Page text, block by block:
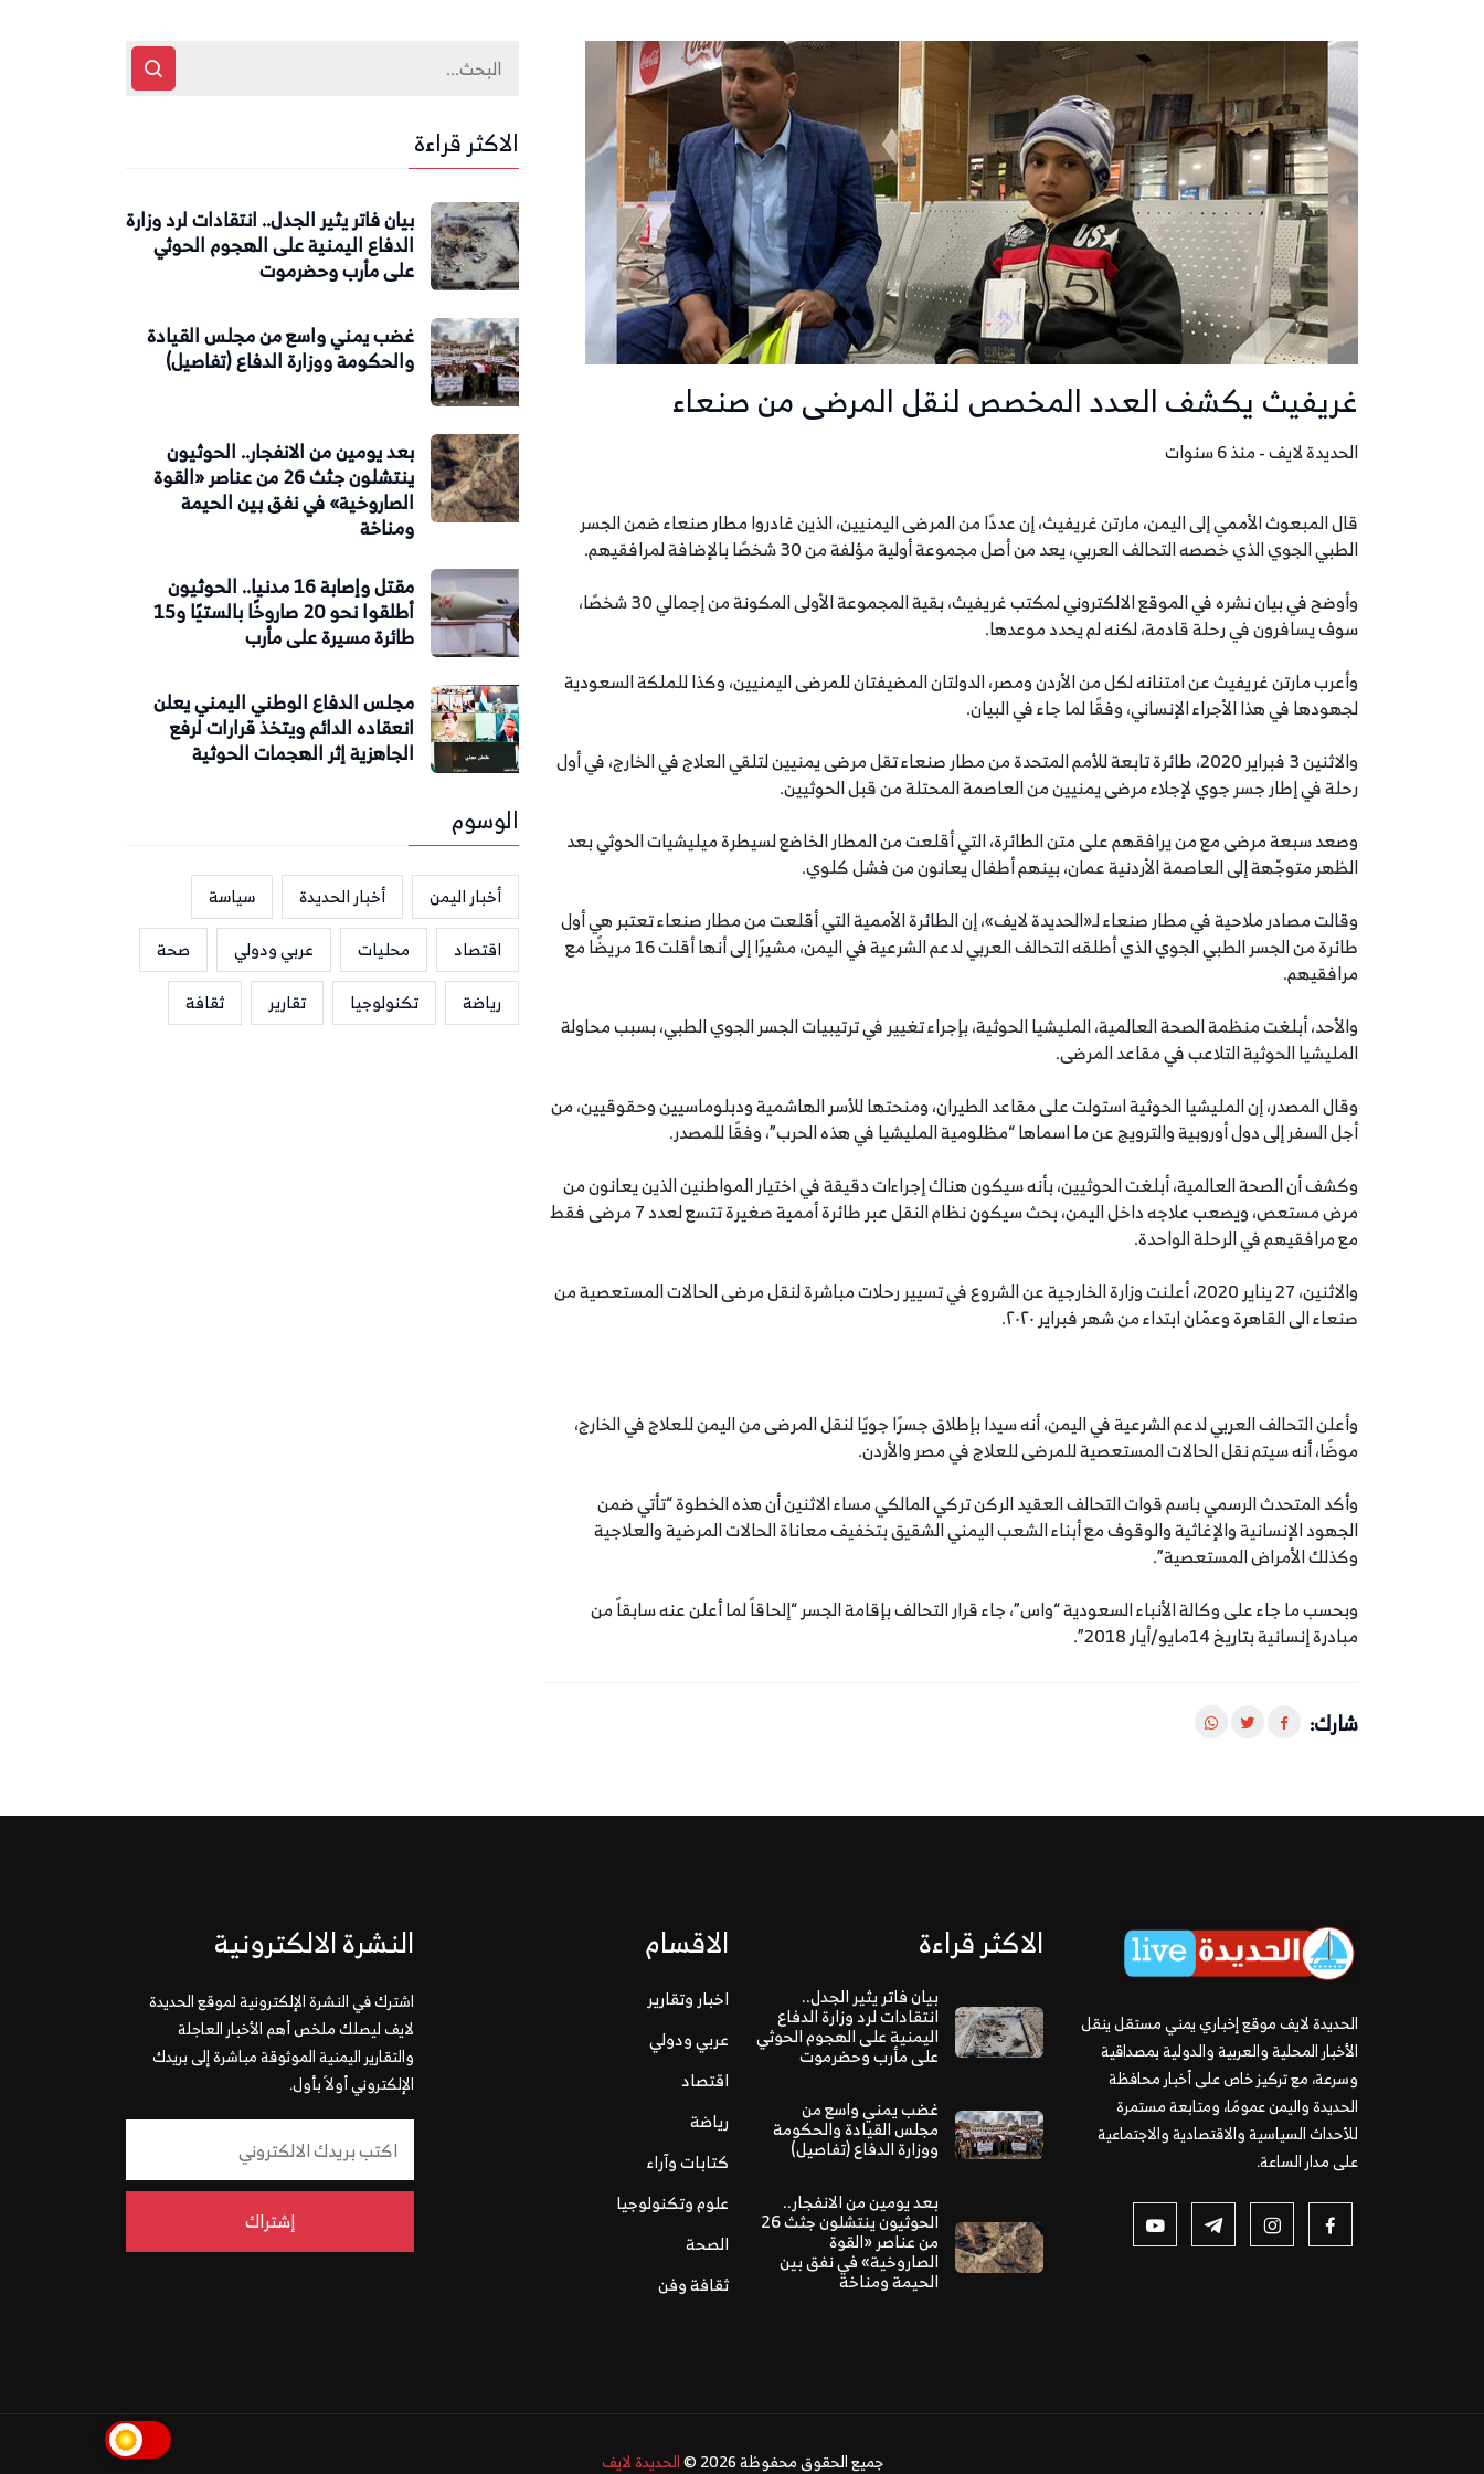
غريفيث يكشف العدد المخصص لنقل المرضى من صنعاء
الحديدة لايف - منذ 6 سنوات
قال المبعوث الأممي إلى اليمن، مارتن غريفيث، إن عددًا من المرضى اليمنيين، الذين غادروا مطار صنعاء ضمن الجسر
الطبي الجوي الذي خصصه التحالف العربي، يعد من أصل مجموعة أولية مؤلفة من 30 شخصًا بالإضافة لمرافقيهم.
وأوضح في بيان نشره في الموقع الالكتروني لمكتب غريفيث، بقية المجموعة الأولى المكونة من إجمالي 30 شخصًا،
سوف يسافرون في رحلة قادمة، لكنه لم يحدد موعدها.
وأعرب مارتن غريفيث عن امتنانه لكل من الأردن ومصر، الدولتان المضيفتان للمرضى اليمنيين، وكذا للملكة السعودية
لجهودها في هذا الأجراء الإنساني، وفقًا لما جاء في البيان.
والاثنين 3 فبراير 2020، طائرة تابعة للأمم المتحدة من مطار صنعاء تقل مرضى يمنيين لتلقي العلاج في الخارج، في أول
رحلة في إطار جسر جوي لإجلاء مرضى يمنيين من العاصمة المحتلة من قبل الحوثيين.
وصعد سبعة مرضى مع من يرافقهم على متن الطائرة، التي أقلعت من المطار الخاضع لسيطرة ميليشيات الحوثي بعد
الظهر متوجّهة إلى العاصمة الأردنية عمان، بينهم أطفال يعانون من فشل كلوي.
وقالت مصادر ملاحية في مطار صنعاء لـ«الحديدة لايف»، إن الطائرة الأممية التي أقلعت من مطار صنعاء تعتبر هي أول
طائرة من الجسر الطبي الجوي الذي أطلقه التحالف العربي لدعم الشرعية في اليمن، مشيرًا إلى أنها أقلت 16 مريضًا مع
مرافقيهم.
والأحد، أبلغت منظمة الصحة العالمية، المليشيا الحوثية، بإجراء تغيير في ترتيبيات الجسر الجوي الطبي، بسبب محاولة
المليشيا الحوثية التلاعب في مقاعد المرضى.
وقال المصدر، إن المليشيا الحوثية استولت على مقاعد الطيران، ومنحتها للأسر الهاشمية ودبلوماسيين وحقوقيين، من
أجل السفر إلى دول أوروبية والترويج عن ما اسماها “مظلومية المليشيا في هذه الحرب”، وفقًا للمصدر.
وكشف أن الصحة العالمية، أبلغت الحوثيين، بأنه سيكون هناك إجراءات دقيقة في اختيار المواطنين الذين يعانون من
مرض مستعص، ويصعب علاجه داخل اليمن، بحث سيكون نظام النقل عبر طائرة أممية صغيرة تتسع لعدد 7 مرضى فقط
مع مرافقيهم في الرحلة الواحدة.
والاثنين، 27 يناير 2020، أعلنت وزارة الخارجية عن الشروع في تسيير رحلات مباشرة لنقل مرضى الحالات المستعصية من
صنعاء الى القاهرة وعمّان ابتداء من شهر فبراير ٢٠٢٠.
وأعلن التحالف العربي لدعم الشرعية في اليمن، أنه سيدا بإطلاق جسرًا جويًا لنقل المرضى من اليمن للعلاج في الخارج،
موضًا، أنه سيتم نقل الحالات المستعصية للمرضى للعلاج في مصر والأردن.
وأكد المتحدث الرسمي باسم قوات التحالف العقيد الركن تركي المالكي مساء الاثنين أن هذه الخطوة “تأتي ضمن
الجهود الإنسانية والإغاثية والوقوف مع أبناء الشعب اليمني الشقيق بتخفيف معاناة الحالات المرضية والعلاجية
وكذلك الأمراض المستعصية”.
وبحسب ما جاء على وكالة الأنباء السعودية “واس”، جاء قرار التحالف بإقامة الجسر “إلحاقاً لما أعلن عنه سابقاً من
مبادرة إنسانية بتاريخ 14مايو/أيار 2018”.
شارك:
الاكثر قراءة
بيان فاتر يثير الجدل.. انتقادات لرد وزارة
الدفاع اليمنية على الهجوم الحوثي
على مأرب وحضرموت
غضب يمني واسع من مجلس القيادة
والحكومة ووزارة الدفاع (تفاصيل)
بعد يومين من الانفجار.. الحوثيون
ينتشلون جثث 26 من عناصر «القوة
الصاروخية» في نفق بين الحيمة
ومناخة
مقتل وإصابة 16 مدنيا.. الحوثيون
أطلقوا نحو 20 صاروخًا بالستيًا و15
طائرة مسيرة على مأرب
مجلس الدفاع الوطني اليمني يعلن
انعقاده الدائم ويتخذ قرارات لرفع
الجاهزية إثر الهجمات الحوثية
الوسوم
أخبار اليمن أخبار الحديدة
سياسة
اقتصاد
محليات عربي ودولي
صحة
رياضة
تكنولوجيا تقارير ثقافة
الحديدة لايف موقع إخباري يمني مستقل ينقل
الأخبار المحلية والعربية والدولية بمصداقية
وسرعة، مع تركيز خاص على أخبار محافظة
الحديدة واليمن عمومًا، ومتابعة مستمرة
للأحداث السياسية والاقتصادية والاجتماعية
على مدار الساعة.
الاكثر قراءة
بيان فاتر يثير الجدل..
انتقادات لرد وزارة الدفاع
اليمنية على الهجوم الحوثي
على مأرب وحضرموت
غضب يمني واسع من
مجلس القيادة والحكومة
ووزارة الدفاع (تفاصيل)
بعد يومين من الانفجار..
الحوثيون ينتشلون جثث 26
من عناصر «القوة
الصاروخية» في نفق بين
الحيمة ومناخة
الاقسام
اخبار وتقارير
عربي ودولي
اقتصاد
رياضة
كتابات وآراء
علوم وتكنولوجيا
الصحة
ثقافة وفن
النشرة الالكترونية
اشترك في النشرة الإلكترونية لموقع الحديدة
لايف ليصلك ملخص أهم الأخبار العاجلة
والتقارير اليمنية الموثوقة مباشرة إلى بريدك
الإلكتروني أولاً بأول.
إشتراك
جميع الحقوق محفوظة 2026 © الحديدة لايف